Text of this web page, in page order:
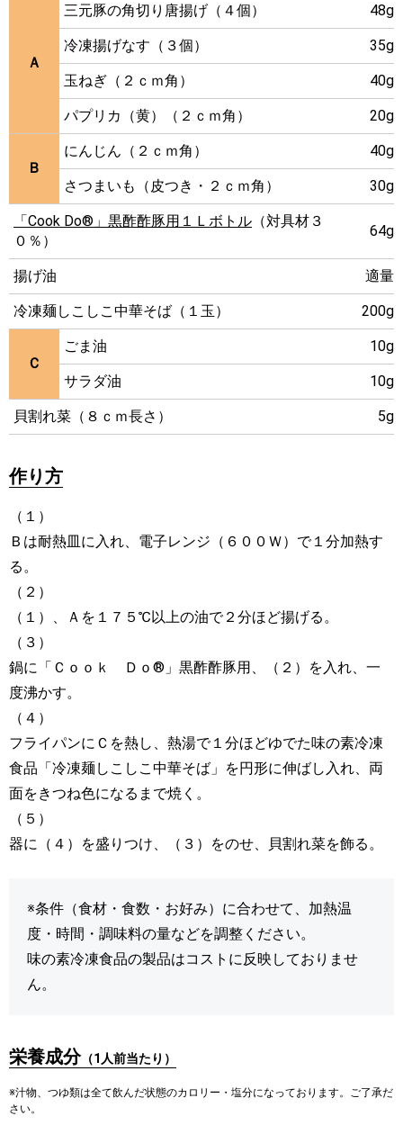
Ａ
三元豚の角切り唐揚げ（４個） 48g
冷凍揚げなす（３個） 35g
玉ねぎ（２ｃｍ角） 40g
パプリカ（黄）（２ｃｍ角） 20g
Ｂ
にんじん（２ｃｍ角） 40g
さつまいも（皮つき・２ｃｍ角） 30g
「Cook Do®」黒酢酢豚用１Ｌボトル （対具材３
０％）
64g
揚げ油 適量
冷凍麺しこしこ中華そば（１玉） 200g
Ｃ
ごま油 10g
サラダ油 10g
貝割れ菜（８ｃｍ長さ） 5g
作り方
（１）
Ｂは耐熱皿に入れ、電子レンジ（６００Ｗ）で１分加熱す
る。
（２）
（１）、Ａを１７５℃以上の油で２分ほど揚げる。
（３）
鍋に「Ｃｏｏｋ Ｄｏ®」黒酢酢豚用、（２）を入れ、一
度沸かす。
（４）
フライパンにＣを熱し、熱湯で１分ほどゆでた味の素冷凍
食品「冷凍麺しこしこ中華そば」を円形に伸ばし入れ、両
面をきつね色になるまで焼く。
（５）
器に（４）を盛りつけ、（３）をのせ、貝割れ菜を飾る。
※条件（食材・食数・お好み）に合わせて、加熱温
度・時間・調味料の量などを調整ください。
味の素冷凍食品の製品はコストに反映しておりませ
ん。
栄養成分（1人前当たり）
※汁物、つゆ類は全て飲んだ状態のカロリー・塩分になっております。ご了承だ
さい。